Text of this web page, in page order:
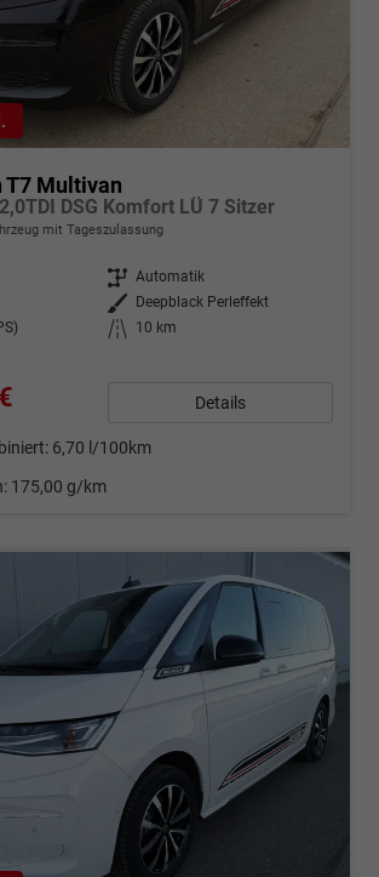
T7 Multivan
DSG Komfort LÜ 7 Sitzer
mit Tageszulassung
Getriebe Automatik
Außenfarbe
Deepblack Perleffekt
Kilometerstand
10 km
Details
6,70 l/100km
175,00 g/km